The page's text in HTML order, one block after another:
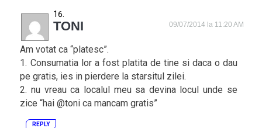
TONI 09/07/2014 la 11:20 AM
Am votat ca “platesc”.
1. Consumatia lor a fost platita de tine si daca o dau
pe gratis, ies in pierdere la starsitul zilei.
2. nu vreau ca localul meu sa devina locul unde se
zice “hai @toni ca mancam gratis”
REPLY